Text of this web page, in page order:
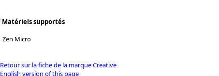
Matériels supportés
Zen Micro
Retour sur la fiche de la marque Creative
English version of this page